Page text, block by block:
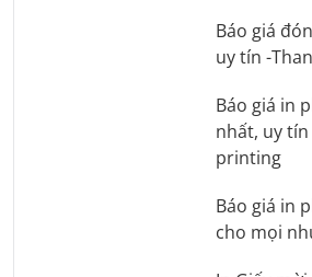
Báo giá
uy tín -
Báo giá in
nhất, uy
printing
Báo giá in
cho mọi